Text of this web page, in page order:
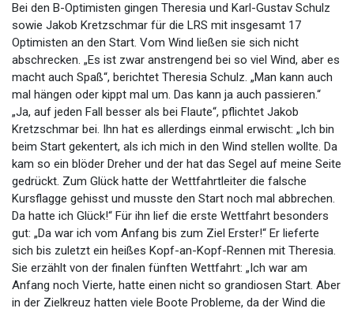
Bei den B-Optimisten gingen Theresia und Karl-Gustav Schulz
sowie Jakob Kretzschmar für die LRS mit insgesamt 17
Optimisten an den Start. Vom Wind ließen sie sich nicht
abschrecken. „Es ist zwar anstrengend bei so viel Wind, aber es
macht auch Spaß“, berichtet Theresia Schulz. „Man kann auch
mal hängen oder kippt mal um. Das kann ja auch passieren.“
„Ja, auf jeden Fall besser als bei Flaute“, pflichtet Jakob
Kretzschmar bei. Ihn hat es allerdings einmal erwischt: „Ich bin
beim Start gekentert, als ich mich in den Wind stellen wollte. Da
kam so ein blöder Dreher und der hat das Segel auf meine Seite
gedrückt. Zum Glück hatte der Wettfahrtleiter die falsche
Kursflagge gehisst und musste den Start noch mal abbrechen.
Da hatte ich Glück!“ Für ihn lief die erste Wettfahrt besonders
gut: „Da war ich vom Anfang bis zum Ziel Erster!“ Er lieferte
sich bis zuletzt ein heißes Kopf-an-Kopf-Rennen mit Theresia.
Sie erzählt von der finalen fünften Wettfahrt: „Ich war am
Anfang noch Vierte, hatte einen nicht so grandiosen Start. Aber
in der Zielkreuz hatten viele Boote Probleme, da der Wind die